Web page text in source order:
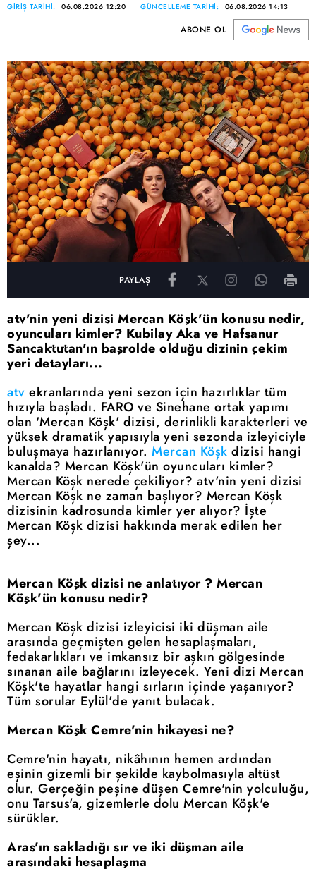
GİRİŞ TARİHİ: 06.08.2026 12:20 GÜNCELLEME TARİHİ: 06.08.2026 14:13
ABONE OL
PAYLAŞ
atv'nin yeni dizisi Mercan Köşk'ün konusu nedir,
oyuncuları kimler? Kubilay Aka ve Hafsanur
Sancaktutan'ın başrolde olduğu dizinin çekim
yeri detayları...
atv ekranlarında yeni sezon için hazırlıklar tüm
hızıyla başladı. FARO ve Sinehane ortak yapımı
olan 'Mercan Köşk' dizisi, derinlikli karakterleri ve
yüksek dramatik yapısıyla yeni sezonda izleyiciyle
buluşmaya hazırlanıyor. Mercan Köşk dizisi hangi
kanalda? Mercan Köşk'ün oyuncuları kimler?
Mercan Köşk nerede çekiliyor? atv'nin yeni dizisi
Mercan Köşk ne zaman başlıyor? Mercan Köşk
dizisinin kadrosunda kimler yer alıyor? İşte
Mercan Köşk dizisi hakkında merak edilen her
şey...
Mercan Köşk dizisi ne anlatıyor ? Mercan
Köşk'ün konusu nedir?
Mercan Köşk dizisi izleyicisi iki düşman aile
arasında geçmişten gelen hesaplaşmaları,
fedakarlıkları ve imkansız bir aşkın gölgesinde
sınanan aile bağlarını izleyecek. Yeni dizi Mercan
Köşk'te hayatlar hangi sırların içinde yaşanıyor?
Tüm sorular Eylül'de yanıt bulacak.
Mercan Köşk Cemre'nin hikayesi ne?
Cemre'nin hayatı, nikâhının hemen ardından
eşinin gizemli bir şekilde kaybolmasıyla altüst
olur. Gerçeğin peşine düşen Cemre'nin yolculuğu,
onu Tarsus'a, gizemlerle dolu Mercan Köşk'e
sürükler.
Aras'ın sakladığı sır ve iki düşman aile
arasındaki hesaplaşma